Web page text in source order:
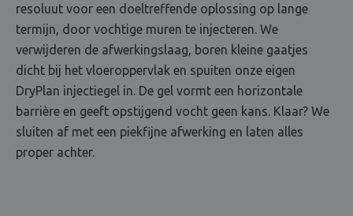
resoluut voor een doeltreffende oplossing op lange
termijn, door vochtige muren te injecteren. We
verwijderen de afwerkingslaag, boren kleine gaatjes
dicht bij het vloeroppervlak en spuiten onze eigen
DryPlan injectiegel in. De gel vormt een horizontale
barrière en geeft opstijgend vocht geen kans. Klaar? We
sluiten af met een piekfijne afwerking en laten alles
proper achter.